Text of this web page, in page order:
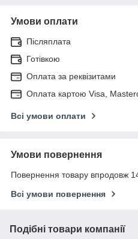
Умови оплати
Післяплата
Готівкою
Оплата за реквізитами
Оплата картою Visa,
Всі умови оплати
Умови повернення
Повернення товару впродовж
Всі умови повернення
Подібні товари компанії